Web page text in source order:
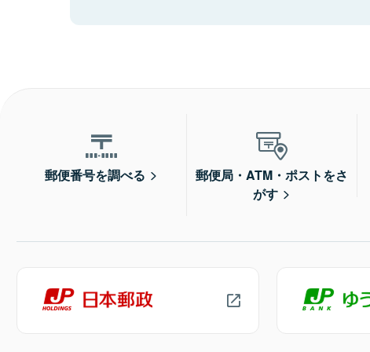
郵便番号を調べる
郵便局・ATM・ポストをさ
がす